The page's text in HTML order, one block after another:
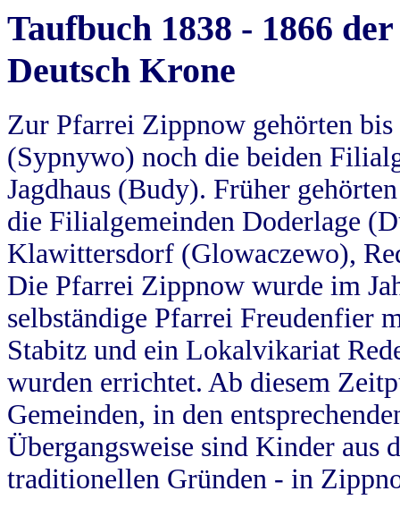
Taufbuch 1838 - 1866
Deutsch Krone
Zur Pfarrei Zippnow gehörten
(Sypnywo) noch die beiden
Jagdhaus (Budy). Früher
die Filialgemeinden Doderlage
Klawittersdorf (Glowaczewo),
Die Pfarrei Zippnow wurde im
selbständige Pfarrei Freudenfier
Stabitz und ein Lokalvikariat
wurden errichtet. Ab diesem
Gemeinden, in den
Übergangsweise sind Kinder aus
traditionellen Gründen - in